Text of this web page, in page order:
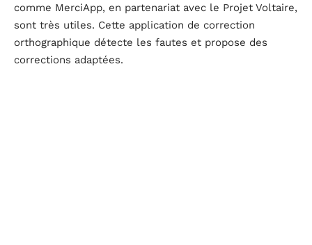
comme MerciApp, en partenariat avec le Projet Voltaire,
sont très utiles. Cette application de correction
orthographique détecte les fautes et propose des
corrections adaptées.